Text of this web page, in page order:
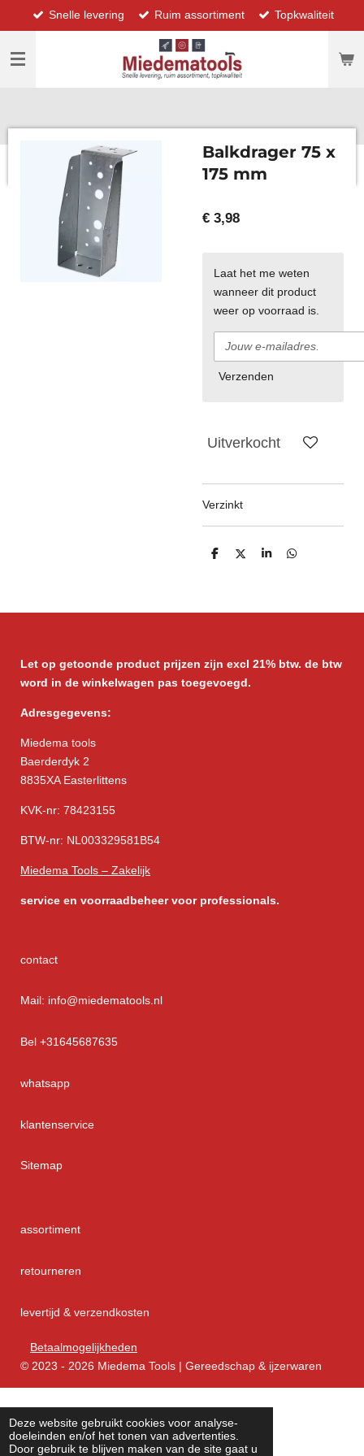
Deze website gebruikt cookies voor analyse-
doeleinden en/of het tonen van advertenties.
Door gebruik te blijven maken van de site gaat u
direct
naar
hoofdinhoud
Snelle levering Ruim assortiment Topkwaliteit
Balkdrager 75 x
175 mm
€ 3,98
Laat het me weten
wanneer dit product
weer op voorraad is.
Verzenden
Uitverkocht
Verzinkt
D
D
S
D
Let op getoonde product prijzen zijn excl 21% btw. de btw
word in de winkelwagen pas toegevoegd.
Adresgegevens:
Miedema tools
Baerderdyk 2
8835XA Easterlittens
KVK-nr: 78423155
BTW-nr: NL003329581B54
Miedema Tools – Zakelijk
service en voorraadbeheer voor professionals.
contact
Mail: info@miedematools.nl
Bel +31645687635
whatsapp
klantenservice
Sitemap
assortiment
retourneren
levertijd & verzendkosten
Betaalmogelijkheden
© 2023 - 2026 Miedema Tools | Gereedschap & ijzerwaren